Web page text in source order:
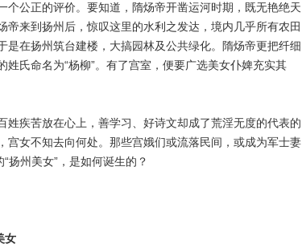
个公正的评价。要知道，隋炀帝开凿运河时期，既无艳绝天
来到扬州后，惊叹这里的水利之发达，境内几乎所有农田
是在扬州筑台建楼，大搞园林及公共绿化。隋炀帝更把纤细
氏命名为“杨柳”。有了宫室，便要广选美女仆婢充实其
疾苦放在心上，善学习、好诗文却成了荒淫无度的代表的
宫女不知去向何处。那些宫娥们或流落民间，或成为军士妻
扬州美女”，是如何诞生的？
女